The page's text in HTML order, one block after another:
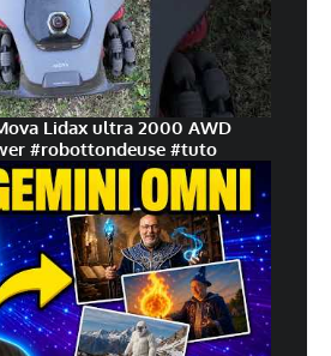
Lidax ultra 2000 AWD
#robottondeuse #tuto